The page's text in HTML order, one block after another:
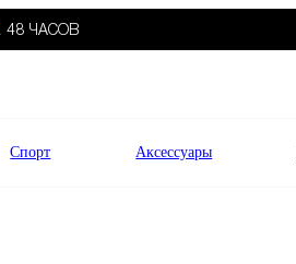
48 ЧАСОВ
Спорт Аксессуары